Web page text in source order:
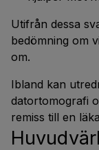
Utifrån dessa
bedömning om
om.
Ibland kan
datortomografi
remiss till en